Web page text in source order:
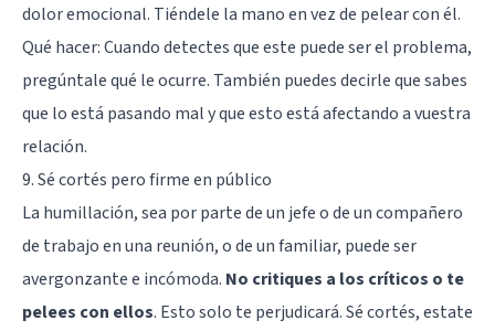
dolor emocional. Tiéndele la mano en vez de pelear con él.
Qué hacer: Cuando detectes que este puede ser el problema,
pregúntale qué le ocurre. También puedes decirle que sabes
que lo está pasando mal y que esto está afectando a vuestra
relación.
9. Sé cortés pero firme en público
La humillación, sea por parte de un jefe o de un compañero
de trabajo en una reunión, o de un familiar, puede ser
avergonzante e incómoda. No critiques a los críticos o te
pelees con ellos. Esto solo te perjudicará. Sé cortés, estate